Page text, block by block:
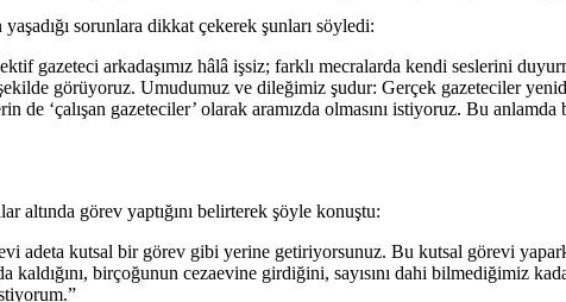
sorunlara dikkat çekerek şunları söyledi:
gazeteci arkadaşımız hâlâ işsiz; farklı mecralarda kendi seslerini
görüyoruz. Umudumuz ve dileğimiz şudur: Gerçek gazeteciler
de ‘çalışan gazeteciler’ olarak aramızda olmasını istiyoruz. Bu
altında görev yaptığını belirterek şöyle konuştu:
adeta kutsal bir görev gibi yerine getiriyorsunuz. Bu kutsal görevi
kaldığını, birçoğunun cezaevine girdiğini, sayısını dahi bilmediğimiz